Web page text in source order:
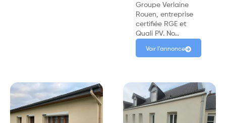
Groupe Verlaine
Rouen, entreprise
certifiée RGE et
Quali PV. No…
Voir l'annonce